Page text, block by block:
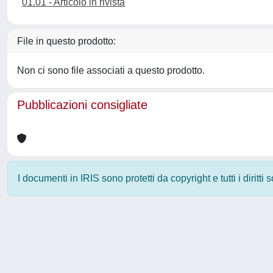
01.01 - Articolo in rivista
File in questo prodotto:
Non ci sono file associati a questo prodotto.
Pubblicazioni consigliate
I documenti in IRIS sono protetti da copyright e tutti i diritti